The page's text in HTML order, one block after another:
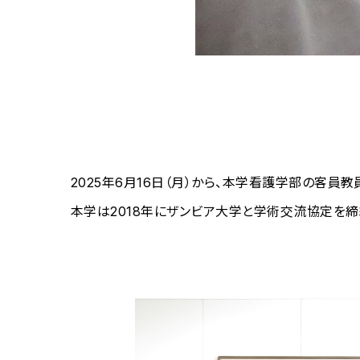
2025年6月16日（月）から、本学看護学部の客員教
本学は2018年にザンビア大学と学術交流協定を締